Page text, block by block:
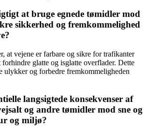
at bruge egnede tømidler mod
sikkerhed og fremkommelighed
at vejene er farbare og sikre for trafikanter
glatte og isglatte overflader. Dette
ulykker og forbedre fremkommeligheden
langsigtede konsekvenser af
og andre tømidler mod sne og
og miljø?